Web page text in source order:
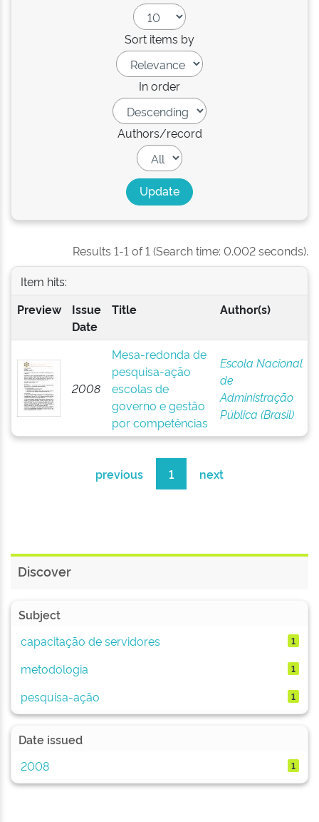
Sort items by
In order
Authors/record
Results 1-1 of 1 (Search time: 0.002 seconds).
Item hits:
Preview
Issue
Date
Title Author(s)
2008
Mesa-redonda de
pesquisa-ação
escolas de
governo e gestão
por competências
Escola Nacional
de
Administração
Pública (Brasil)
previous 1 next
Discover
Subject
capacitação de servidores
1
metodologia 1
pesquisa-ação 1
Date issued
2008
1